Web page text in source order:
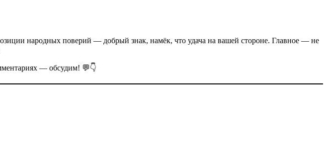
народных поверий — добрый знак, намёк, что удача на вашей стороне. Главное — не
— обсудим! 💬👇